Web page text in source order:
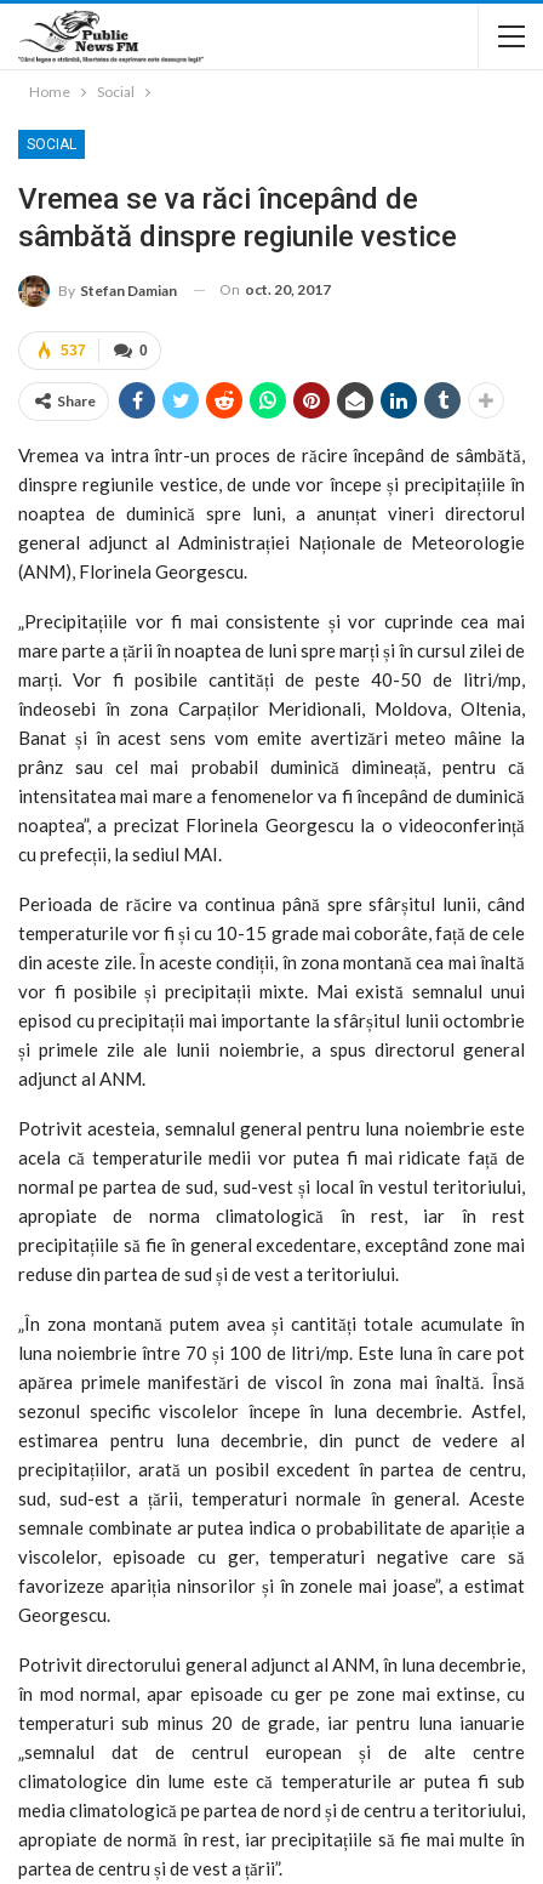
Home Social
SOCIAL
Vremea se va răci începând de
sâmbătă dinspre regiunile vestice
By Stefan Damian On oct. 20, 2017
0
537
Share
Vremea va intra într-un proces de răcire începând de sâmbătă,
dinspre regiunile vestice, de unde vor începe și precipitațiile în
noaptea de duminică spre luni, a anunțat vineri directorul
general adjunct al Administrației Naționale de Meteorologie
(ANM), Florinela Georgescu.
„Precipitațiile vor fi mai consistente și vor cuprinde cea mai
mare parte a țării în noaptea de luni spre marți și în cursul zilei de
marți. Vor fi posibile cantități de peste 40-50 de litri/mp,
îndeosebi în zona Carpaților Meridionali, Moldova, Oltenia,
Banat și în acest sens vom emite avertizări meteo mâine la
prânz sau cel mai probabil duminică dimineață, pentru că
intensitatea mai mare a fenomenelor va fi începând de duminică
noaptea”, a precizat Florinela Georgescu la o videoconferință
cu prefecții, la sediul MAI.
Perioada de răcire va continua până spre sfârșitul lunii, când
temperaturile vor fi și cu 10-15 grade mai coborâte, față de cele
din aceste zile. În aceste condiții, în zona montană cea mai înaltă
vor fi posibile și precipitații mixte. Mai există semnalul unui
episod cu precipitații mai importante la sfârșitul lunii octombrie
și primele zile ale lunii noiembrie, a spus directorul general
adjunct al ANM.
Potrivit acesteia, semnalul general pentru luna noiembrie este
acela că temperaturile medii vor putea fi mai ridicate față de
normal pe partea de sud, sud-vest și local în vestul teritoriului,
apropiate de norma climatologică în rest, iar în rest
precipitațiile să fie în general excedentare, exceptând zone mai
reduse din partea de sud și de vest a teritoriului.
„În zona montană putem avea și cantități totale acumulate în
luna noiembrie între 70 și 100 de litri/mp. Este luna în care pot
apărea primele manifestări de viscol în zona mai înaltă. Însă
sezonul specific viscolelor începe în luna decembrie. Astfel,
estimarea pentru luna decembrie, din punct de vedere al
precipitațiilor, arată un posibil excedent în partea de centru,
sud, sud-est a țării, temperaturi normale în general. Aceste
semnale combinate ar putea indica o probabilitate de apariție a
viscolelor, episoade cu ger, temperaturi negative care să
favorizeze apariția ninsorilor și în zonele mai joase”, a estimat
Georgescu.
Potrivit directorului general adjunct al ANM, în luna decembrie,
în mod normal, apar episoade cu ger pe zone mai extinse, cu
temperaturi sub minus 20 de grade, iar pentru luna ianuarie
„semnalul dat de centrul european și de alte centre
climatologice din lume este că temperaturile ar putea fi sub
media climatologică pe partea de nord și de centru a teritoriului,
apropiate de normă în rest, iar precipitațiile să fie mai multe în
partea de centru și de vest a țării”.